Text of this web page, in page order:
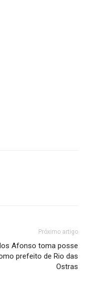
Próximo artigo
Afonso toma posse
prefeito de Rio das
Ostras